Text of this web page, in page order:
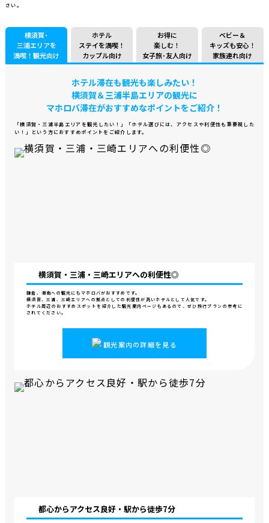
さい。
横須賀･
三浦エリアを
満喫！観光向け
ホテル
ステイを満喫！
カップル向け
お得に
楽しむ！
女子旅･友人向け
ベビー＆
キッズも安心！
家族連れ向け
ホテル滞在も観光も楽しみたい！
横須賀＆三浦半島エリアの観光に
マホロバ滞在がおすすめなポイントをご紹介！
「横須賀・三浦半島エリアを観光したい！」
「ホテル選びには、アクセスや利便性も重要視した
い！」という方に おすすめポイントをご紹介します。
横須賀・三浦・ 三崎エリアへの利便性◎
鎌倉、湘南への観光にもマホロバがおすすめです。
横須賀、三浦、三崎エリアへの拠点としての利便性が高いホテルとして人気です。
ホテル周辺のおすすめスポットを紹介した観光案内ページもあるので、ぜひ旅行プランの参考に
されてください。
観光案内の詳細を見る
都心からアクセス良好・ 駅から徒歩7分